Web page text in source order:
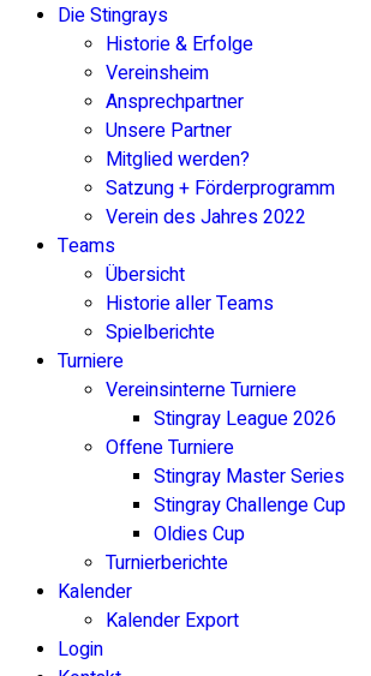
Die Stingrays
Historie & Erfolge
Vereinsheim
Ansprechpartner
Unsere Partner
Mitglied werden?
Satzung + Förderprogramm
Verein des Jahres 2022
Teams
Übersicht
Historie aller Teams
Spielberichte
Turniere
Vereinsinterne Turniere
Stingray League 2026
Offene Turniere
Stingray Master Series
Stingray Challenge Cup
Oldies Cup
Turnierberichte
Kalender
Kalender Export
Login